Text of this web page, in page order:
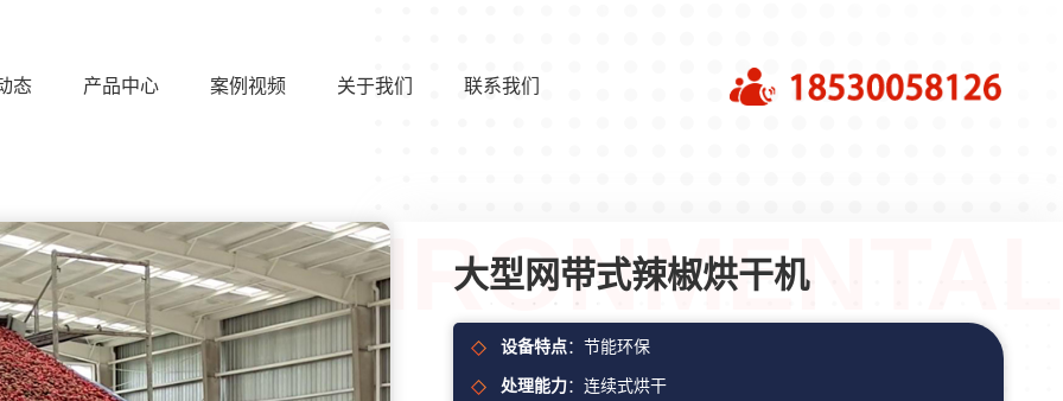
态 产品中心 案例视频 关于我们 联系我们
大型网带式辣椒烘干机
设备特点：节能环保
处理能力：连续式烘干